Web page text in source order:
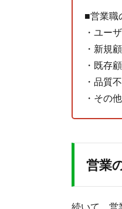
■営業職
・ユー
・新規
・既存
・品質
・その
営業
続いて、営